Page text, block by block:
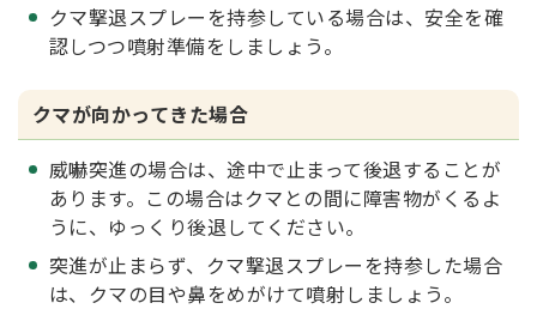
クマ撃退スプレーを持参している場合は、安全を確
認しつつ噴射準備をしましょう。
クマが向かってきた場合
威嚇突進の場合は、途中で止まって後退することが
あります。この場合はクマとの間に障害物がくるよ
うに、ゆっくり後退してください。
突進が止まらず、クマ撃退スプレーを持参した場合
は、クマの目や鼻をめがけて噴射しましょう。